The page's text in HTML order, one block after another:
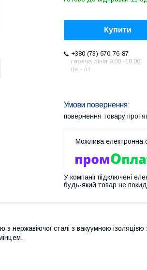
Купити
+380 (73) 670-76-87
гаряча лінія 9.00 -18.00
пн - пт
повернення товару
У компанії підключені
будь-який товар не
з нержавіючої сталі з вакуумною